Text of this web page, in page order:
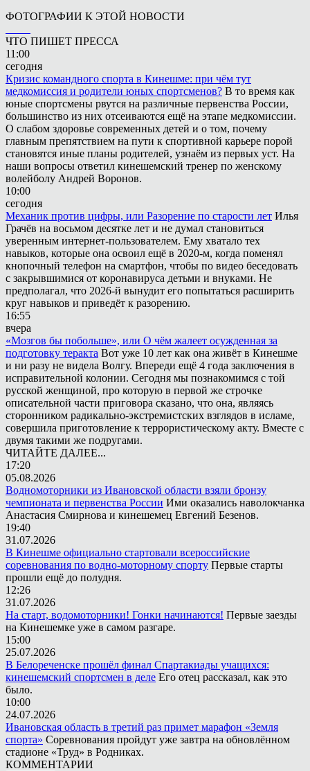
ФОТОГРАФИИ К ЭТОЙ НОВОСТИ
ЧТО ПИШЕТ ПРЕССА
11:00
сегодня
Кризис командного спорта в Кинешме: при чём тут
медкомиссия и родители юных спортсменов? В то время как
юные спортсмены рвутся на различные первенства России,
большинство из них отсеиваются ещё на этапе медкомиссии.
О слабом здоровье современных детей и о том, почему
главным препятствием на пути к спортивной карьере порой
становятся иные планы родителей, узнаём из первых уст. На
наши вопросы ответил кинешемский тренер по женскому
волейболу Андрей Воронов.
10:00
сегодня
Механик против цифры, или Разорение по старости лет Илья
Грачёв на восьмом десятке лет и не думал становиться
уверенным интернет-пользователем. Ему хватало тех
навыков, которые она освоил ещё в 2020-м, когда поменял
кнопочный телефон на смартфон, чтобы по видео беседовать
с закрывшимися от коронавируса детьми и внуками. Не
предполагал, что 2026-й вынудит его попытаться расширить
круг навыков и приведёт к разорению.
16:55
вчера
«Мозгов бы побольше», или О чём жалеет осужденная за
подготовку теракта Вот уже 10 лет как она живёт в Кинешме
и ни разу не видела Волгу. Впереди ещё 4 года заключения в
исправительной колонии. Сегодня мы познакомимся с той
русской женщиной, про которую в первой же строчке
описательной части приговора сказано, что она, являясь
сторонником радикально-экстремистских взглядов в исламе,
совершила приготовление к террористическому акту. Вместе с
двумя такими же подругами.
ЧИТАЙТЕ ДАЛЕЕ...
17:20
05.08.2026
Водномоторники из Ивановской области взяли бронзу
чемпионата и первенства России Ими оказались наволокчанка
Анастасия Смирнова и кинешемец Евгений Безенов.
19:40
31.07.2026
В Кинешме официально стартовали всероссийские
соревнования по водно-моторному спорту Первые старты
прошли ещё до полудня.
12:26
31.07.2026
На старт, водомоторники! Гонки начинаются! Первые заезды
на Кинешемке уже в самом разгаре.
15:00
25.07.2026
В Белореченске прошёл финал Спартакиады учащихся:
кинешемский спортсмен в деле Его отец рассказал, как это
было.
10:00
24.07.2026
Ивановская область в третий раз примет марафон «Земля
спорта» Соревнования пройдут уже завтра на обновлённом
стадионе «Труд» в Родниках.
КОММЕНТАРИИ